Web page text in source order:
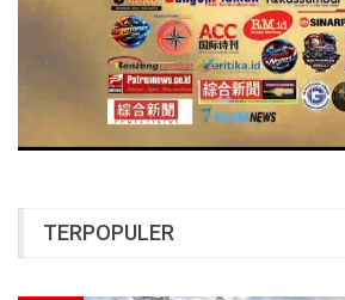
TERPOPULER